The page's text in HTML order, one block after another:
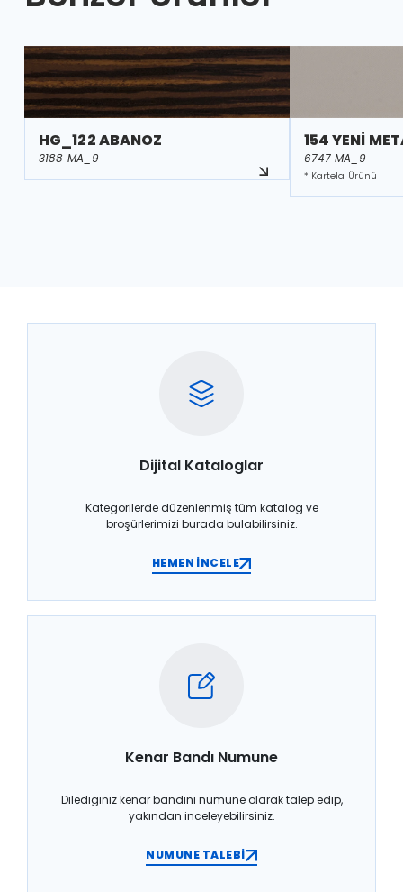
HG_122 ABANOZ
3188 MA_9
154 YENİ
6747 MA_9
* Kartela Ürünü
Dijital Kataloglar
Kategorilerde düzenlenmiş tüm katalog ve
broşürlerimizi burada bulabilirsiniz.
HEMEN İNCELE
Kenar Bandı Numune
Dilediğiniz kenar bandını numune olarak talep edip,
yakından inceleyebilirsiniz.
NUMUNE TALEBİ